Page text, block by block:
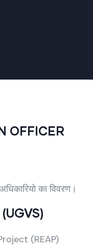
OFFICER
का विवरण।
(UGVS)
(REAP)